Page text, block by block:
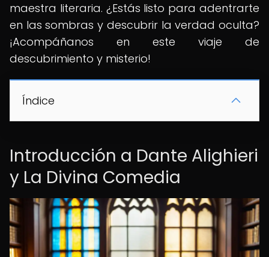
maestra literaria. ¿Estás listo para adentrarte
en las sombras y descubrir la verdad oculta?
¡Acompáñanos en este viaje de
descubrimiento y misterio!
Índice
Introducción a Dante Alighieri
y La Divina Comedia